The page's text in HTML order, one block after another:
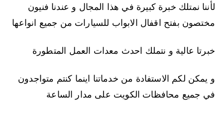
لأننا نمتلك خبرة كبيرة في هذا المجال و عندنا فنيون
مختصون بفتح اقفال الابواب للسيارات من جميع انواعها
خبرتا عالية و نتملك احدث معدات العمل المتطورة
و يمكن لكم الاستفادة من خدماتنا اينما كنتم متواجدون
في جميع محافظات الكويت على مدار الساعة